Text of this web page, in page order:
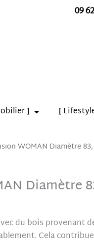
09
] [
WOMAN Diamètre
Diamètre
du bois provenant
Cela